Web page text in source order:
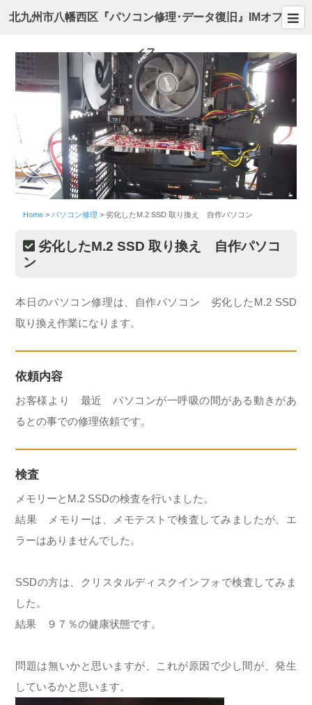
北九州市八幡西区『パソコン修理･データ復旧』IMオフ
ィス
Home > パソコン修理 >劣化したM.2 SSD 取り換え 自作パソコン
劣化したM.2 SSD 取り換え 自作パソコ
ン
本日のパソコン修理は、自作パソコン 劣化したM.2 SSD
取り換え作業になります。
依頼内容
お客様より 最近 パソコンが一呼吸の間がある動きがあ
るとの事での修理依頼です。
検査
メモリーとM.2 SSDの検査を行いました。
結果 メモりーは、メモテストで検査してみましたが、エ
ラーはありませんでした。
SSDの方は、クリスタルディスクインフォで検査してみま
した。
結果 ９７％の健康状態です。
問題は無いかと思いますが、これが原因で少し間が、発生
しているかと思います。